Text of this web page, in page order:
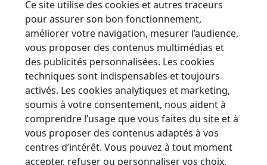
acodi@acodi.fr
03 25 83 28 17
Vous souhaitez des conseils sur les
systèmes de façades ? Acodi vous
accompagne à chaque étape de votre
projet.
Contactez-nous
Ce site utilise des cookies et autres traceurs
pour assurer son bon fonctionnement,
améliorer votre navigation, mesurer l’audience,
vous proposer des contenus multimédias et
des publicités personnalisées. Les cookies
techniques sont indispensables et toujours
activés. Les cookies analytiques et marketing,
soumis à votre consentement, nous aident à
comprendre l’usage que vous faites du site et à
vous proposer des contenus adaptés à vos
centres d’intérêt. Vous pouvez à tout moment
accepter, refuser ou personnaliser vos choix.